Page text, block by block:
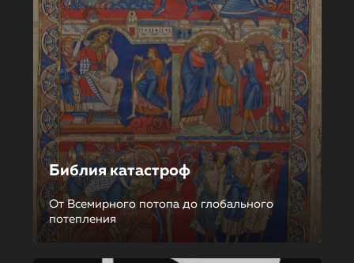
Библия катастроф
От Всемирного потопа до глобального
потепления